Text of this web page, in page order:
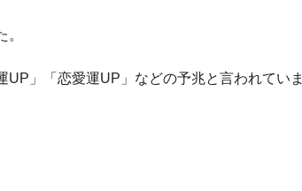
」「恋愛運UP」などの予兆と言われていま